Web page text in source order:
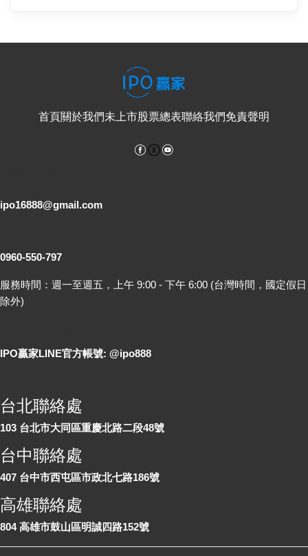
首頁關於我們未上市股票總表聯絡我們免責聲明
Facebook
ipo16888@gmail.com
0960-550-797
服務時間：週一至週五，上午 9:00 - 下午 6:00 (台灣時間，國定假日
除外)
IPO贏家LINE官方帳號: @ipo888
台北聯絡處
103 台北市大同區重慶北路二段48號
台中聯絡處
407 台中市西屯區市政北七路186號
高雄聯絡處
804 高雄市鼓山區明誠四路152號